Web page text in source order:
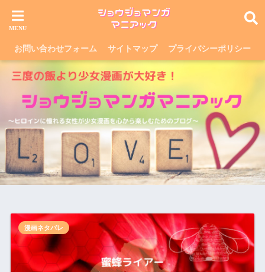
お問い合わせフォーム サイトマップ プライバシーポリシー
漫画ネタバレ